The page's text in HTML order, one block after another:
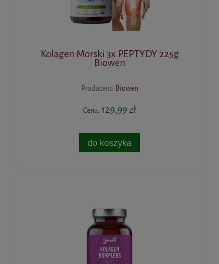
Kolagen Morski 3x PEPTYDY 225g
Biowen
Producent: Biowen
Cena: 129,99 zł
do koszyka